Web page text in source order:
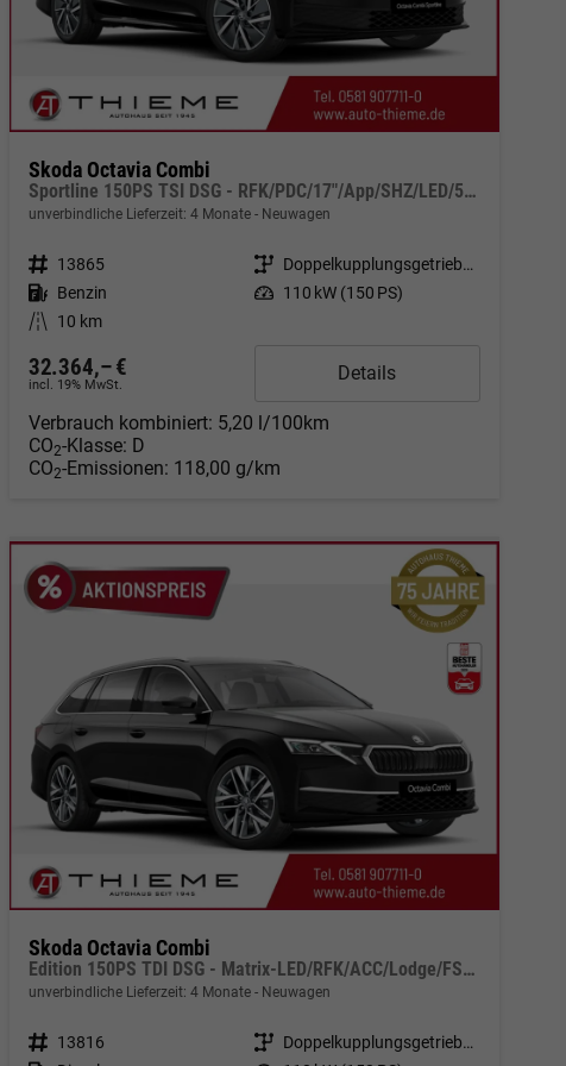
Skoda Octavia Combi
Sportline 150PS TSI DSG - RFK/PDC/17"/App/SHZ/LED/5J Garantie
unverbindliche Lieferzeit: 4 Monate Neuwagen
Fahrzeugnr. 13865 Getriebe
Doppelkupplungsgetriebe (DSG)
Kraftstoff Benzin Leistung 110 kW (150 PS)
Kilometerstand
10 km
32.364,– €
incl. 19% MwSt.
Details
Verbrauch kombiniert: 5,20 l/100km
CO2-Klasse: D
CO2-Emissionen: 118,00 g/km
Skoda Octavia Combi
Edition 150PS TDI DSG - Matrix-LED/RFK/ACC/Lodge/FSH/5J Garantie
unverbindliche Lieferzeit: 4 Monate Neuwagen
Fahrzeugnr. 13816 Getriebe
Doppelkupplungsgetriebe (DSG)